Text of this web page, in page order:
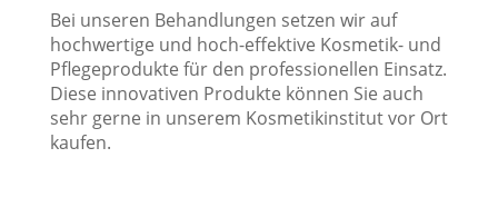
Bei unseren Behandlungen setzen wir auf
hochwertige und hoch-effektive Kosmetik- und
Pflegeprodukte für den professionellen Einsatz.
Diese innovativen Produkte können Sie auch
sehr gerne in unserem Kosmetikinstitut vor Ort
kaufen.